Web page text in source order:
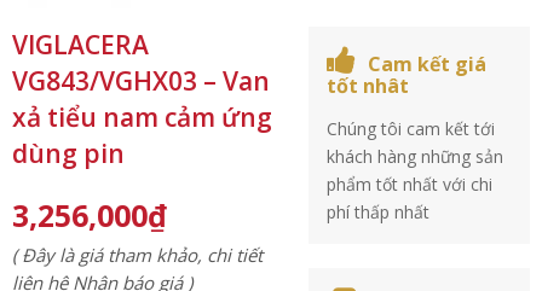
VIGLACERA
VG843/VGHX03 – Van
xả tiểu nam cảm ứng
dùng pin
3,256,000₫
( Đây là giá tham khảo, chi tiết
liên hệ Nhận báo giá )
Cam kết giá
tốt nhât
Chúng tôi cam kết tới
khách hàng những sản
phẩm tốt nhất với chi
phí thấp nhất